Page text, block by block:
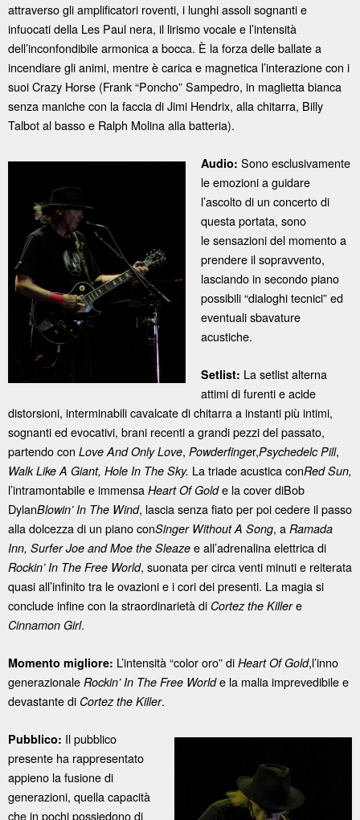
attraverso gli amplificatori roventi, i lunghi assoli sognanti e
infuocati della Les Paul nera, il lirismo vocale e l’intensità
dell’inconfondibile armonica a bocca. È la forza delle ballate a
incendiare gli animi, mentre è carica e magnetica l’interazione con i
suoi Crazy Horse (Frank “Poncho” Sampedro, in maglietta bianca
senza maniche con la faccia di Jimi Hendrix, alla chitarra, Billy
Talbot al basso e Ralph Molina alla batteria).
Audio:Sono esclusivamente
le emozioni a guidare
l’ascolto di un concerto di
questa portata, sono
le sensazioni del momento a
prendere il sopravvento,
lasciando in secondo piano
possibili “dialoghi tecnici” ed
eventuali sbavature
acustiche.
Setlist: La setlist alterna
attimi di furenti e acide
distorsioni, interminabili cavalcate di chitarra a instanti più intimi,
sognanti ed evocativi, brani recenti a grandi pezzi del passato,
partendo con Love And Only Love, Powderfinger,Psychedelc Pill,
Walk Like A Giant, Hole In The Sky. La triade acustica conRed Sun,
l’intramontabile e immensa Heart Of Golde la cover diBob
DylanBlowin’ In The Wind, lascia senza fiato per poi cedere il passo
alla dolcezza di un piano conSinger Without A Song, a Ramada
Inn, Surfer Joe and Moe the Sleaze e all’adrenalina elettrica di
Rockin’ In The Free World, suonata per circa venti minuti e reiterata
quasi all’infinito tra le ovazioni e i cori dei presenti. La magia si
conclude infine con la straordinarietà di Cortez the Killere
Cinnamon Girl.
Momento migliore: L’intensità “color oro” di Heart Of Gold,l’inno
generazionale Rockin’ In The Free Worlde la malia imprevedibile e
devastante di Cortez the Killer.
Pubblico: Il pubblico
presente ha rappresentato
appieno la fusione di
generazioni, quella capacità
che in pochi possiedono di